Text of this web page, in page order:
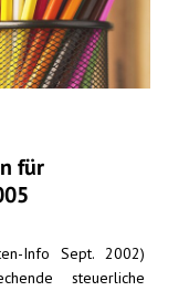
für
Info Sept. 2002)
steuerliche